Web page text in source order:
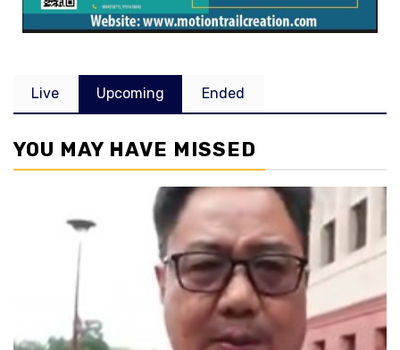
Live Upcoming Ended
YOU MAY HAVE MISSED